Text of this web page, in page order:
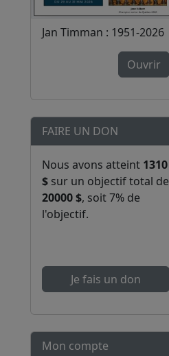
Jan Timman : 1951-2026
Ouvrir
FAIRE UN DON
Nous avons atteint 1310
$ sur un objectif total de
20000 $, soit 7% de
l'objectif.
Je fais un don
Mon compte